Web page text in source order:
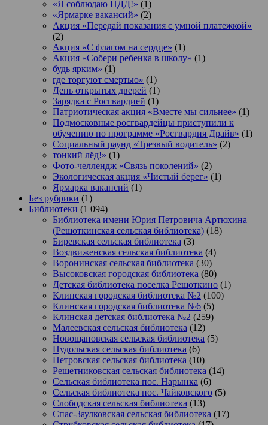
«Я соблюдаю ПДД!» (1)
«Ярмарке вакансий» (2)
Акция «Передай показания с умной платежкой»
(2)
Акция «С флагом на сердце» (1)
Акция «Собери ребенка в школу» (1)
будь ярким» (1)
где торгуют смертью» (1)
День открытых дверей (1)
Зарядка с Росгвардией (1)
Патриотическая акция «Вместе мы сильнее» (1)
Подмосковные росгвардейцы приступили к
обучению по программе «Росгвардия Драйв» (1)
Социальный раунд «Трезвый водитель» (2)
тонкий лёд!» (1)
Фото-челлендж «Связь поколений» (2)
Экологическая акция «Чистый берег» (1)
Ярмарка вакансий (1)
Без рубрики (1)
Библиотеки (1 094)
Библиотека имени Юрия Петровича Артюхина
(Решоткинская сельская библиотека) (18)
Биревская сельская библиотека (3)
Воздвиженская сельская библиотека (4)
Воронинская сельская библиотека (30)
Высоковская городская библиотека (80)
Детская библиотека поселка Решоткино (1)
Клинская городская библиотека №2 (100)
Клинская городская библиотека №6 (5)
Клинская детская библиотека №2 (259)
Малеевская сельская библиотека (12)
Новощаповская сельская библиотека (5)
Нудольская сельская библиотека (6)
Петровская сельская библиотека (10)
Решетниковская сельская библиотека (14)
Сельская библиотека пос. Нарынка (6)
Сельская библиотека пос. Чайковского (5)
Слободская сельская библиотека (13)
Спас-Заулковская сельская библиотека (17)